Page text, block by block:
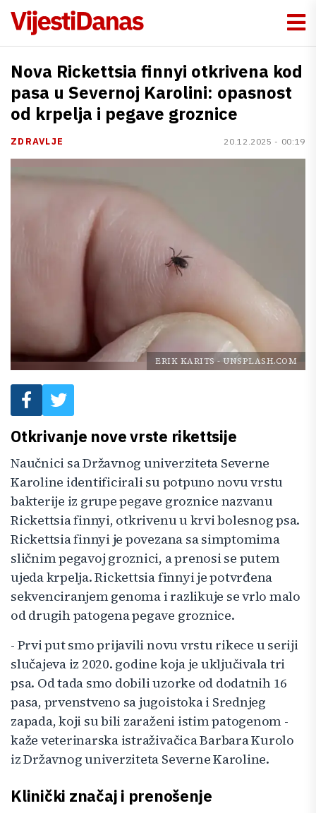
Nova Rickettsia finnyi otkrivena kod
pasa u Severnoj Karolini: opasnost
od krpelja i pegave groznice
ZDRAVLJE 20.12.2025 - 00:19
ERIK KARITS - UNSPLASH.COM
Otkrivanje nove vrste rikettsije
Naučnici sa Državnog univerziteta Severne
Karoline identificirali su potpuno novu vrstu
bakterije iz grupe pegave groznice nazvanu
Rickettsia finnyi, otkrivenu u krvi bolesnog psa.
Rickettsia finnyi je povezana sa simptomima
sličnim pegavoj groznici, a prenosi se putem
ujeda krpelja. Rickettsia finnyi je potvrđena
sekvenciranjem genoma i razlikuje se vrlo malo
od drugih patogena pegave groznice.
- Prvi put smo prijavili novu vrstu rikece u seriji
slučajeva iz 2020. godine koja je uključivala tri
psa. Od tada smo dobili uzorke od dodatnih 16
pasa, prvenstveno sa jugoistoka i Srednjeg
zapada, koji su bili zaraženi istim patogenom -
kaže veterinarska istraživačica Barbara Kurolo
iz Državnog univerziteta Severne Karoline.
Klinički značaj i prenošenje